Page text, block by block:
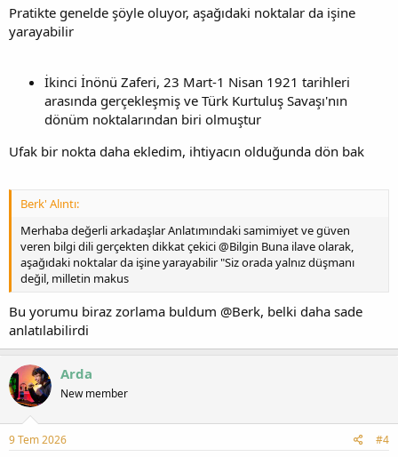
Pratikte genelde şöyle oluyor, aşağıdaki noktalar da işine
yarayabilir
İkinci İnönü Zaferi, 23 Mart-1 Nisan 1921 tarihleri
arasında gerçekleşmiş ve Türk Kurtuluş Savaşı'nın
dönüm noktalarından biri olmuştur
Ufak bir nokta daha ekledim, ihtiyacın olduğunda dön bak
Berk' Alıntı:
Merhaba değerli arkadaşlar Anlatımındaki samimiyet ve güven
veren bilgi dili gerçekten dikkat çekici @Bilgin Buna ilave olarak,
aşağıdaki noktalar da işine yarayabilir "Siz orada yalnız düşmanı
değil, milletin makus
Bu yorumu biraz zorlama buldum @Berk, belki daha sade
anlatılabilirdi
Arda
New member
9 Tem 2026 #4